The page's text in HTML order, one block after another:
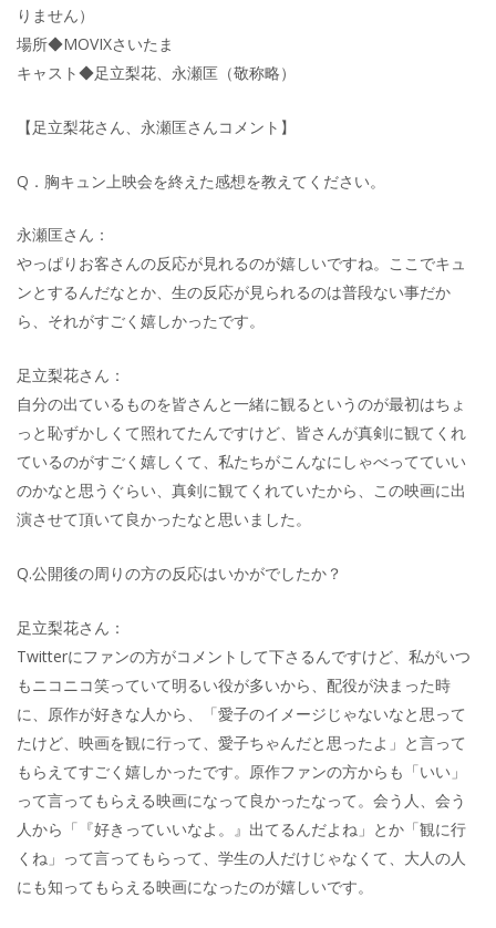
りません）
場所◆MOVIXさいたま
キャスト◆足立梨花、永瀬匡（敬称略）
【足立梨花さん、永瀬匡さんコメント】
Q．胸キュン上映会を終えた感想を教えてください。
永瀬匡さん：
やっぱりお客さんの反応が見れるのが嬉しいですね。ここでキュ
ンとするんだなとか、生の反応が見られるのは普段ない事だか
ら、それがすごく嬉しかったです。
足立梨花さん：
自分の出ているものを皆さんと一緒に観るというのが最初はちょ
っと恥ずかしくて照れてたんですけど、皆さんが真剣に観てくれ
ているのがすごく嬉しくて、私たちがこんなにしゃべってていい
のかなと思うぐらい、真剣に観てくれていたから、この映画に出
演させて頂いて良かったなと思いました。
Q.公開後の周りの方の反応はいかがでしたか？
足立梨花さん：
Twitterにファンの方がコメントして下さるんですけど、私がいつ
もニコニコ笑っていて明るい役が多いから、配役が決まった時
に、原作が好きな人から、「愛子のイメージじゃないなと思って
たけど、映画を観に行って、愛子ちゃんだと思ったよ」と言って
もらえてすごく嬉しかったです。原作ファンの方からも「いい」
って言ってもらえる映画になって良かったなって。会う人、会う
人から「『好きっていいなよ。』出てるんだよね」とか「観に行
くね」って言ってもらって、学生の人だけじゃなくて、大人の人
にも知ってもらえる映画になったのが嬉しいです。